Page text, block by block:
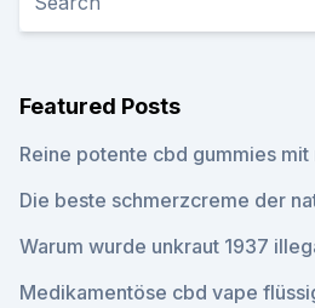
Featured Posts
Reine potente cbd gummies mit
Die beste schmerzcreme der
Warum wurde unkraut 1937
Medikamentöse cbd vape